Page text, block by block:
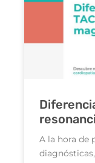
A la hora de